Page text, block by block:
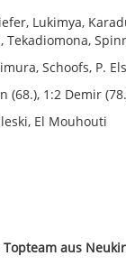
Lukimya,
Tekadiomona,
Schoofs, P.
(68.), 1:2 Demir
El Mouhouti
aus